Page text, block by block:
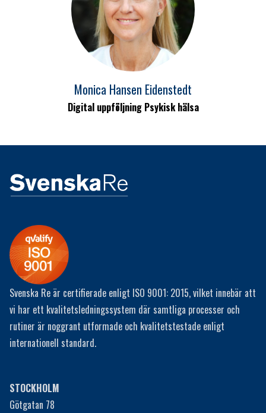
Monica Hansen Eidenstedt
Digital uppföljning Psykisk hälsa
Svenska Re är certifierade enligt ISO 9001: 2015, vilket innebär att
vi har ett kvalitetsledningssystem där samtliga processer och
rutiner är noggrant utformade och kvalitetstestade enligt
internationell standard.
STOCKHOLM
Götgatan 78